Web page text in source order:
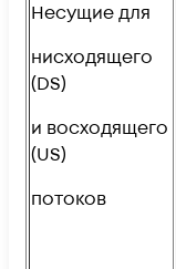
Несущие для
ниcходящего
(DS)
и восходящего
(US)
потоков